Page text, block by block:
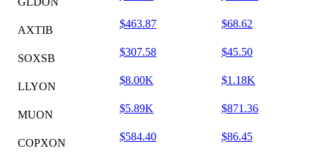
AXTIB
$463.87 $68.62
SOXSB
$307.58 $45.50
LLYON
$8.00K $1.18K
MUON
$5.89K $871.36
COPXON
$584.40 $86.45